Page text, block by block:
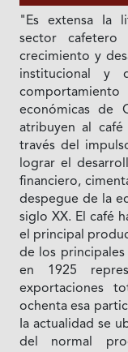
"Es extensa Ia
sector
crecimiento y
institucional y
económicas de
atribuyen al
través del
lograr el
financiero,
despegue de la
siglo XX. El café
el principal
de los principales
en 1925
exportaciones
ochenta esa
Ia actualidad se
del normal